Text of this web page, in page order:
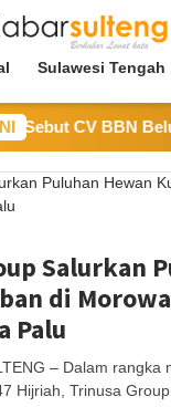
Sulawesi Tengah
CV BBN
Salurkan
di
Palu
– Dalam rangka
Hijriah, Trinusa